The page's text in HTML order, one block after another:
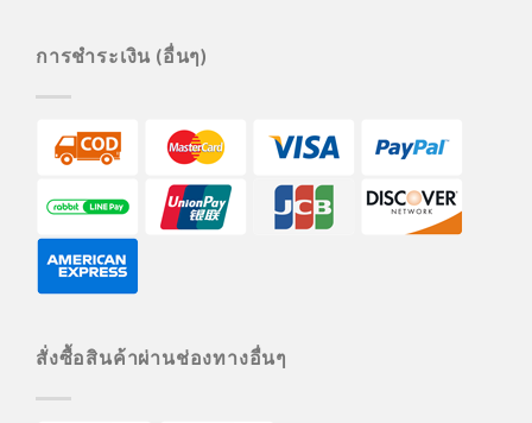
การชำระเงิน (อื่นๆ)
สั่งซื้อสินค้าผ่านช่องทางอื่นๆ